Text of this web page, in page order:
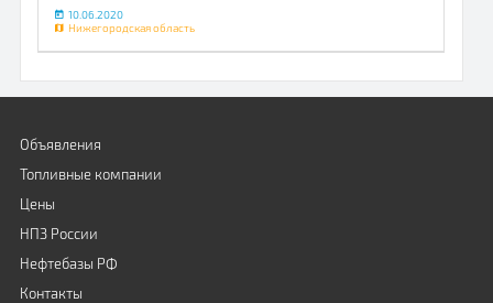
10.06.2020
Нижегородская область
Объявления
Топливные компании
Цены
НПЗ России
Нефтебазы РФ
Контакты